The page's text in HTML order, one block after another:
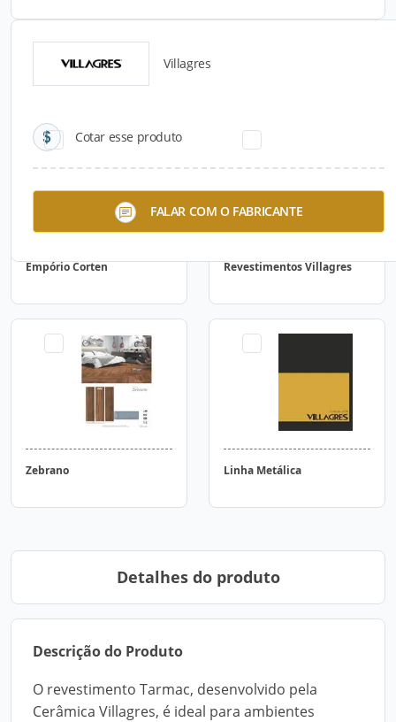
Villagres
Cotar esse produto
FALAR COM O FABRICANTE
Catálogos para Download
Empório Corten Revestimentos Villagres
Zebrano Linha Metálica
Detalhes do produto
Descrição do Produto
O revestimento Tarmac, desenvolvido pela
Cerâmica Villagres, é ideal para ambientes